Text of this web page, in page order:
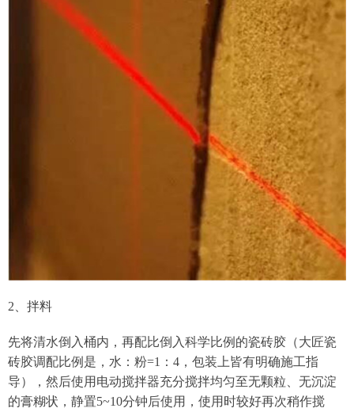
2、拌料
先将清水倒入桶内，再配比倒入科学比例的瓷砖胶（大匠瓷
砖胶调配比例是，水：粉=1：4，包装上皆有明确施工指
导），然后使用电动搅拌器充分搅拌均匀至无颗粒、无沉淀
的膏糊状，静置5~10分钟后使用，使用时较好再次稍作搅